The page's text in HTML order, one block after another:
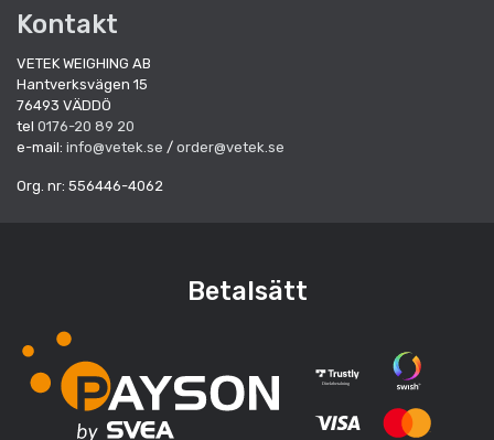
Kontakt
VETEK WEIGHING AB
Hantverksvägen 15
76493 VÄDDÖ
tel 0176-20 89 20
e-mail: info@vetek.se / order@vetek.se
Org. nr: 556446-4062
Betalsätt